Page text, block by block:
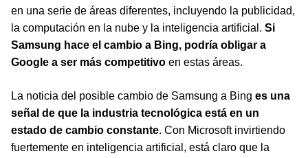
en una serie de áreas diferentes, incluyendo la publicidad,
la computación en la nube y la inteligencia artificial. Si
Samsung hace el cambio a Bing, podría obligar a
Google a ser más competitivo en estas áreas.
La noticia del posible cambio de Samsung a Bing es una
señal de que la industria tecnológica está en un
estado de cambio constante. Con Microsoft invirtiendo
fuertemente en inteligencia artificial, está claro que la